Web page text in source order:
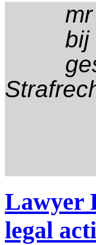
mr
bij
Lawyer
legal